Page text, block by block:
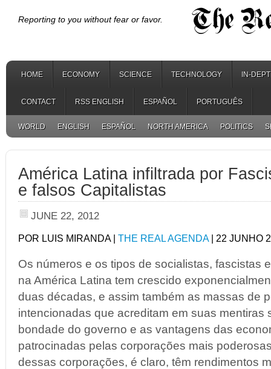
Reporting to you without fear or favor.
HOME ECONOMY SCIENCE TECHNOLOGY IN-
CONTACT RSS ENGLISH ESPAÑOL PORTUGUÊS
WORLD ENGLISH ESPAÑOL NORTH AMERICA POLITICS
América Latina infiltrada por
e falsos Capitalistas
JUNE 22, 2012
POR LUIS MIRANDA | THE REAL AGENDA| 22 JUNHO
Os números e os tipos de socialistas, fascistas
na América Latina tem crescido
duas décadas, e assim também as massas de
intencionadas que acreditam em suas mentiras
bondade do governo e as vantagens das
patrocinadas pelas corporações mais
dessas corporações, é claro, têm rendimentos